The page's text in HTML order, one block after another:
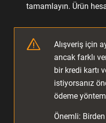
tamamlayın. Ürün
Alışveriş için
ancak farklı
bir kredi kartı
istiyorsanız
ödeme
Önemli: